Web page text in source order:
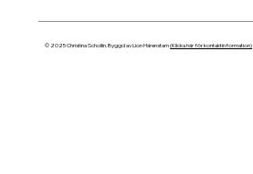
© 2025 Christina Schollin. Byggd av Lion Härenstam(Klicka här för kontaktinformation)